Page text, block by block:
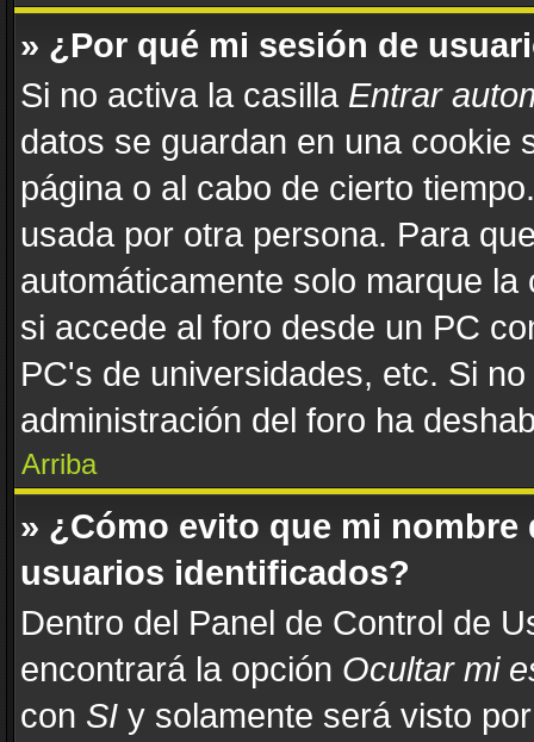
» ¿Por qué mi sesión de
Si no activa la casilla Entrar
datos se guardan en una cookie
página o al cabo de cierto
usada por otra persona. Para
automáticamente solo marque
si accede al foro desde un PC
PC's de universidades, etc. Si
administración del foro ha
Arriba
» ¿Cómo evito que mi
usuarios identificados?
Dentro del Panel de Control de
encontrará la opción Ocultar mi
con SI y solamente será visto